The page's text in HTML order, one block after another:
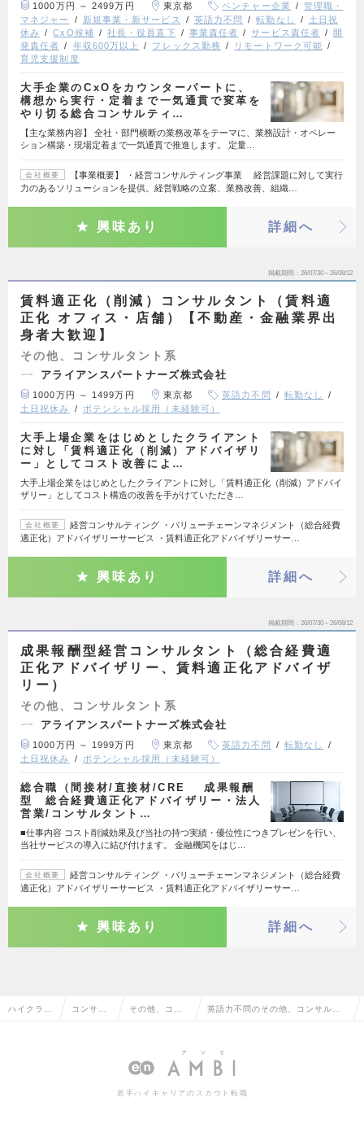
1000万円 ～ 2499万円 東京都 ベンチャー企業
管理職・
マネジャー
新規事業・新サービス 英語力不問 転勤なし
土日祝
休み
CxO候補 社長・役員直下 事業責任者 サービス責任者
開
発責任者
年収600万以上 フレックス勤務
リモートワーク可能
育児支援制度
大手企業のCxOをカウンターパートに、
構想から実行・定着まで一気通貫で変革を
やり切る総合コンサルティ…
【主な業務内容】 全社・部門横断の業務改革をテーマに、業務設計・オペレー
ション構築・現場定着まで一気通貫で推進します。 定量…
会社概要
【事業概要】 ・経営コンサルティング事業 経営課題に対して実行
力のあるソリューションを提供。経営戦略の立案、業務改善、組織…
興味あり 詳細へ
掲載期間 26/07/30～26/08/12
賃料適正化（削減）コンサルタント（賃料適
正化 オフィス・店舗）【不動産・金融業界出
身者大歓迎】
その他、コンサルタント系
アライアンスパートナーズ株式会社
1000万円 ～ 1499万円 東京都 英語力不問
転勤なし
土日祝休み
ポテンシャル採用（未経験可）
大手上場企業をはじめとしたクライアント
に対し「賃料適正化（削減）アドバイザリ
ー」としてコスト改善によ…
大手上場企業をはじめとしたクライアントに対し「賃料適正化（削減）アドバイ
ザリー」としてコスト構造の改善を手がけていただき…
会社概要
経営コンサルティング ・バリューチェーンマネジメント（総合経費
適正化）アドバイザリーサービス ・賃料適正化アドバイザリーサー…
興味あり 詳細へ
掲載期間 26/07/30～26/08/12
成果報酬型経営コンサルタント（総合経費適
正化アドバイザリー、賃料適正化アドバイザ
リー）
その他、コンサルタント系
アライアンスパートナーズ株式会社
1000万円 ～ 1999万円 東京都 英語力不問
転勤なし
土日祝休み
ポテンシャル採用（未経験可）
総合職（間接材/直接材/CRE 成果報酬
型 総合経費適正化アドバイザリー・法人
営業/コンサルタント…
■仕事内容 コスト削減効果及び当社の持つ実績・優位性につきプレゼンを行い、
当社サービスの導入に結び付けます。 金融機関をはじ…
会社概要
経営コンサルティング ・バリューチェーンマネジメント（総合経費
適正化）アドバイザリーサービス ・賃料適正化アドバイザリーサー…
興味あり 詳細へ
ハイクラス コンサル その他、コン 英語力不問のその他、コンサルタ
若手ハイキャリアのスカウト転職